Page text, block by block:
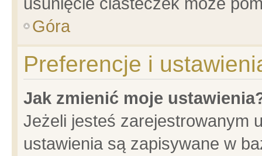
Góra
Preferencje i
Jak zmienić moje
Jeżeli jesteś zarejestrowanym
ustawienia są zapisywane w